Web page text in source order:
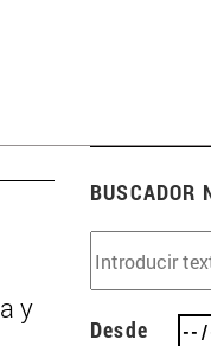
y
BUSCADOR
Desde